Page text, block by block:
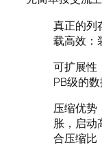
真正的列
载高效：
可扩展性
PB级的数
压缩优势
胀，启动
合压缩比